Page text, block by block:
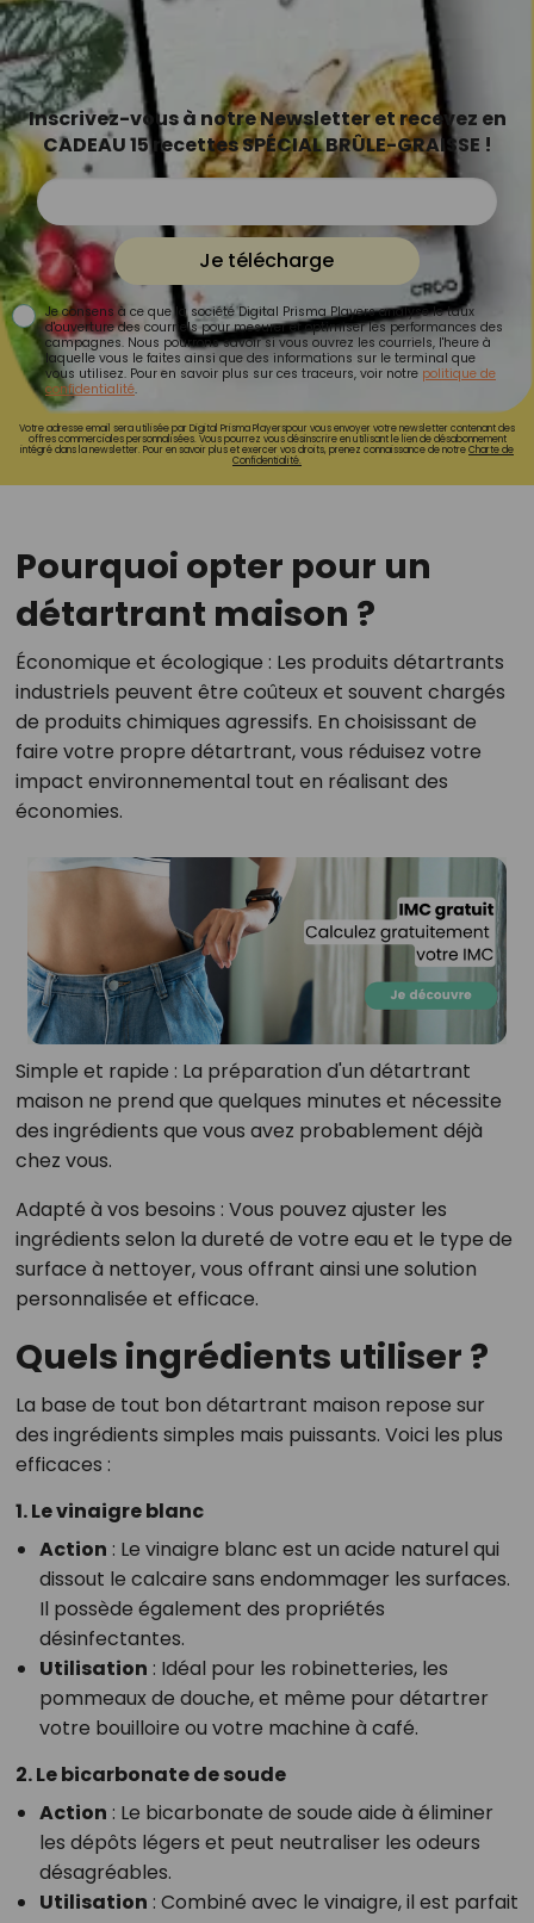
Inscrivez-vous à notre Newsletter et recevez en
CADEAU 15 recettes SPÉCIAL BRÛLE-GRAISSE !
Je télécharge
Je consens à ce que la société Digital Prisma Players analyse le taux
d'ouverture des courriels pour mesurer et optimiser les performances des
campagnes. Nous pourrons savoir si vous ouvrez les courriels, l'heure à
laquelle vous le faites ainsi que des informations sur le terminal que
vous utilisez. Pour en savoir plus sur ces traceurs, voir notre politique de
confidentialité.
Votre adresse email sera utilisée par Digital Prisma Playerspour vous envoyer votre newsletter contenant des
offres commerciales personnalisées. Vous pourrez vous désinscrire en utilisant le lien de désabonnement
intégré dans la newsletter. Pour en savoir plus et exercer vos droits, prenez connaissance de notreCharte de
Confidentialité.
Pourquoi opter pour un
détartrant maison ?
Économique et écologique : Les produits détartrants
industriels peuvent être coûteux et souvent chargés
de produits chimiques agressifs. En choisissant de
faire votre propre détartrant, vous réduisez votre
impact environnemental tout en réalisant des
économies.
Simple et rapide : La préparation d'un détartrant
maison ne prend que quelques minutes et nécessite
des ingrédients que vous avez probablement déjà
chez vous.
Adapté à vos besoins : Vous pouvez ajuster les
ingrédients selon la dureté de votre eau et le type de
surface à nettoyer, vous offrant ainsi une solution
personnalisée et efficace.
Quels ingrédients utiliser ?
La base de tout bon détartrant maison repose sur
des ingrédients simples mais puissants. Voici les plus
efficaces :
1. Le vinaigre blanc
Action : Le vinaigre blanc est un acide naturel qui
dissout le calcaire sans endommager les surfaces.
Il possède également des propriétés
désinfectantes.
Utilisation : Idéal pour les robinetteries, les
pommeaux de douche, et même pour détartrer
votre bouilloire ou votre machine à café.
2. Le bicarbonate de soude
Action : Le bicarbonate de soude aide à éliminer
les dépôts légers et peut neutraliser les odeurs
désagréables.
Utilisation : Combiné avec le vinaigre, il est parfait